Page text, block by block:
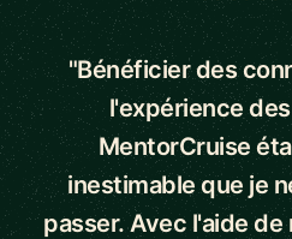
"Bénéficier des
l'expérience
MentorCruise
inestimable que je
passer. Avec l'aide de